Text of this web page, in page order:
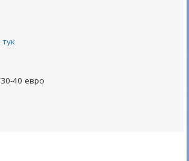
40 евро